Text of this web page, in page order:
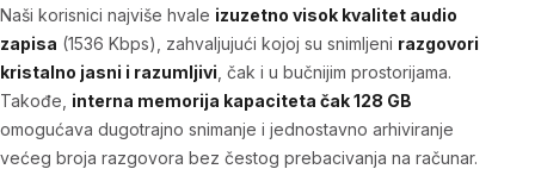
Naši korisnici najviše hvale izuzetno visok kvalitet audio
zapisa (1536 Kbps), zahvaljujući kojoj su snimljeni razgovori
kristalno jasni i razumljivi , čak i u bučnijim prostorijama.
Takođe, interna memorija kapaciteta čak 128 GB
omogućava dugotrajno snimanje i jednostavno arhiviranje
većeg broja razgovora bez čestog prebacivanja na računar.